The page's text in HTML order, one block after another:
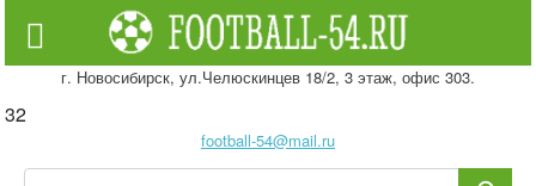
г. Новосибирск, ул.Челюскинцев 18/2, 3 этаж, офис 303.
32
football-54@mail.ru